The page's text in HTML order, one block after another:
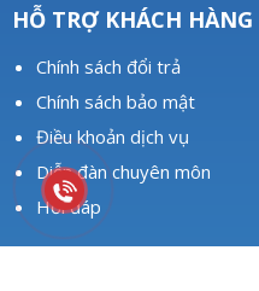
HỖ TRỢ KHÁCH HÀNG
Chính sách đổi trả
Chính sách bảo mật
Điều khoản dịch vụ
Diễn đàn chuyên môn
Hỏi đáp